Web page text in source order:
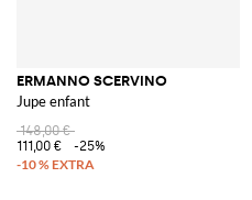
ERMANNO SCERVINO
Jupe enfant
148,00 €
111,00 €
-25%